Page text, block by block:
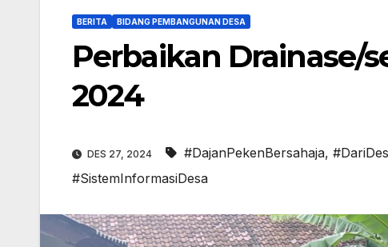
BERITA BIDANG PEMBANGUNAN DESA
Perbaikan Drainase/
2024
DES 27, 2024 #DajanPekenBersahaja,
#SistemInformasiDesa